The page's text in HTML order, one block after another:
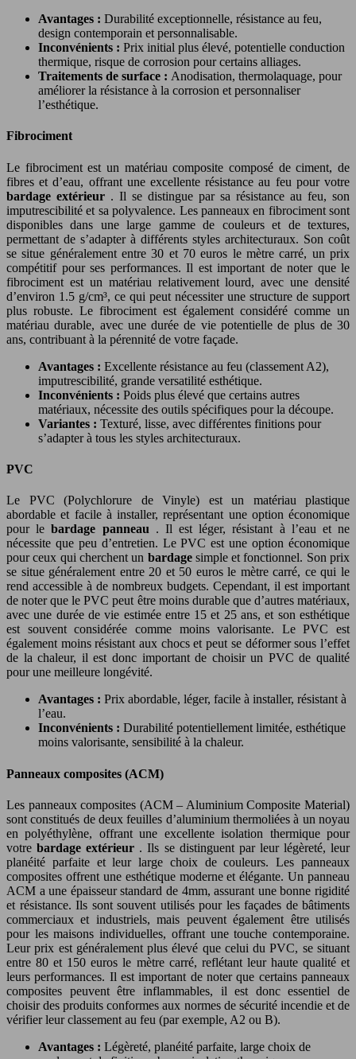
Avantages : Durabilité exceptionnelle, résistance au feu,
design contemporain et personnalisable.
Inconvénients : Prix initial plus élevé, potentielle conduction
thermique, risque de corrosion pour certains alliages.
Traitements de surface : Anodisation, thermolaquage, pour
améliorer la résistance à la corrosion et personnaliser
l’esthétique.
Fibrociment
Le fibrociment est un matériau composite composé de ciment, de
fibres et d’eau, offrant une excellente résistance au feu pour votre
bardage extérieur . Il se distingue par sa résistance au feu, son
imputrescibilité et sa polyvalence. Les panneaux en fibrociment sont
disponibles dans une large gamme de couleurs et de textures,
permettant de s’adapter à différents styles architecturaux. Son coût
se situe généralement entre 30 et 70 euros le mètre carré, un prix
compétitif pour ses performances. Il est important de noter que le
fibrociment est un matériau relativement lourd, avec une densité
d’environ 1.5 g/cm³, ce qui peut nécessiter une structure de support
plus robuste. Le fibrociment est également considéré comme un
matériau durable, avec une durée de vie potentielle de plus de 30
ans, contribuant à la pérennité de votre façade.
Avantages : Excellente résistance au feu (classement A2),
imputrescibilité, grande versatilité esthétique.
Inconvénients : Poids plus élevé que certains autres
matériaux, nécessite des outils spécifiques pour la découpe.
Variantes : Texturé, lisse, avec différentes finitions pour
s’adapter à tous les styles architecturaux.
PVC
Le PVC (Polychlorure de Vinyle) est un matériau plastique
abordable et facile à installer, représentant une option économique
pour lebardage panneau . Il est léger, résistant à l’eau et ne
nécessite que peu d’entretien. Le PVC est une option économique
pour ceux qui cherchent un bardage simple et fonctionnel. Son prix
se situe généralement entre 20 et 50 euros le mètre carré, ce qui le
rend accessible à de nombreux budgets. Cependant, il est important
de noter que le PVC peut être moins durable que d’autres matériaux,
avec une durée de vie estimée entre 15 et 25 ans, et son esthétique
est souvent considérée comme moins valorisante. Le PVC est
également moins résistant aux chocs et peut se déformer sous l’effet
de la chaleur, il est donc important de choisir un PVC de qualité
pour une meilleure longévité.
Avantages : Prix abordable, léger, facile à installer, résistant à
l’eau.
Inconvénients : Durabilité potentiellement limitée, esthétique
moins valorisante, sensibilité à la chaleur.
Panneaux composites (ACM)
Les panneaux composites (ACM – Aluminium Composite Material)
sont constitués de deux feuilles d’aluminium thermoliées à un noyau
en polyéthylène, offrant une excellente isolation thermique pour
votrebardage extérieur . Ils se distinguent par leur légèreté, leur
planéité parfaite et leur large choix de couleurs. Les panneaux
composites offrent une esthétique moderne et élégante. Un panneau
ACM a une épaisseur standard de 4mm, assurant une bonne rigidité
et résistance. Ils sont souvent utilisés pour les façades de bâtiments
commerciaux et industriels, mais peuvent également être utilisés
pour les maisons individuelles, offrant une touche contemporaine.
Leur prix est généralement plus élevé que celui du PVC, se situant
entre 80 et 150 euros le mètre carré, reflétant leur haute qualité et
leurs performances. Il est important de noter que certains panneaux
composites peuvent être inflammables, il est donc essentiel de
choisir des produits conformes aux normes de sécurité incendie et de
vérifier leur classement au feu (par exemple, A2 ou B).
Avantages : Légèreté, planéité parfaite, large choix de